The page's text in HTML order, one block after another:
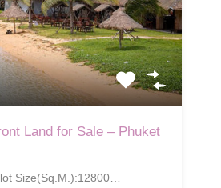
Land for Sale – Phuket
Size(Sq.M.):12800…